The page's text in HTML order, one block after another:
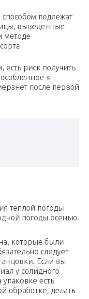
подлежат
выведенные
методе
есть риск получить
к
после первой
теплой погоды
погоды осенью.
которые были
следует
Если вы
у солидного
есть
обработке, делать